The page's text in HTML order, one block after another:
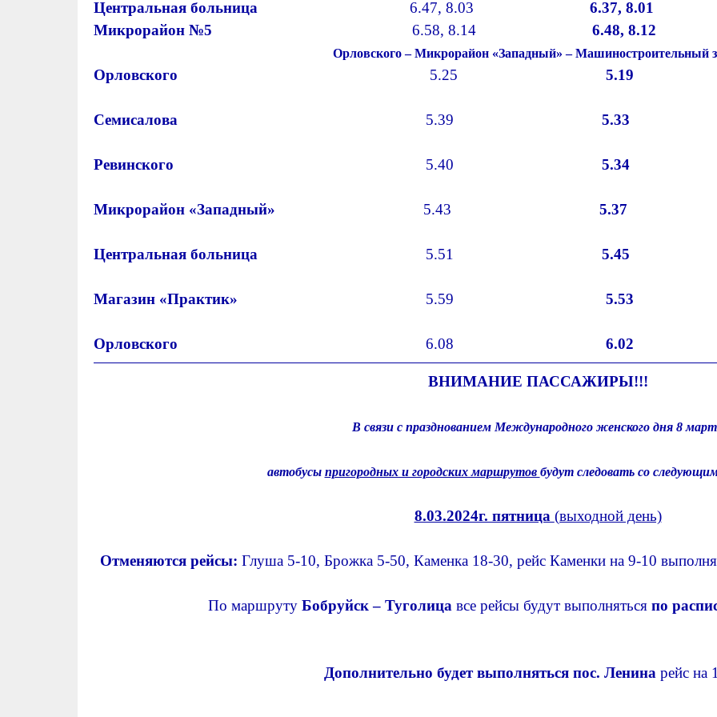
Центральная больница6.47, 8.036.37, 8.01
Микрорайон №56.58, 8.146.48, 8.12
Орловского – Микрорайон «Западный» – Машиностроительный
Орловского 5.255.19
Семисалова 5.395.33
Ревинского 5.405.34
Микрорайон «Западный» 5.435.37
Центральная больница 5.515.45
Магазин «Практик» 5.595.53
Орловского6.086.02
ВНИМАНИЕ ПАССАЖИРЫ!!!
В связи с празднованием Международного женского дня 8
автобусы пригородных и городских маршрутов будут следовать со
8.03.2024г. пятница (выходной день)
Отменяются рейсы: Глуша 5-10, Брожка 5-50, Каменка 18-30, рейс Каменки на 9-10
По маршруту Бобруйск – Туголицавсе рейсы будут выполняться по
Дополнительно будет выполняться пос. Ленинарейс на